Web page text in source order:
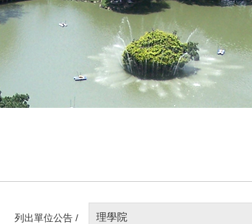
列出單位公告 / 理學院